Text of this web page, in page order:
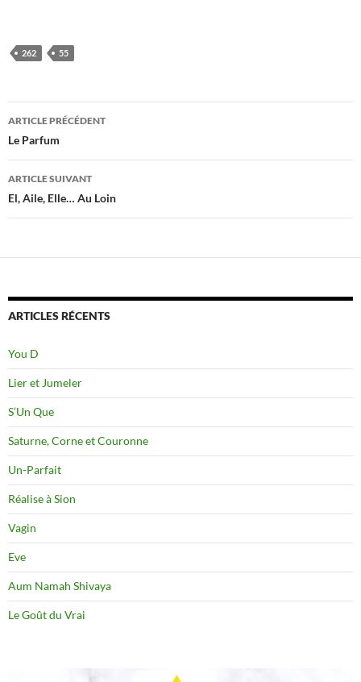
262 55
Navigation
des
articles
ARTICLE PRÉCÉDENT
Le Parfum
ARTICLE SUIVANT
El, Aile, Elle… Au Loin
ARTICLES RÉCENTS
You D
Lier et Jumeler
S’Un Que
Saturne, Corne et Couronne
Un-Parfait
Réalise à Sion
Vagin
Eve
Aum Namah Shivaya
Le Goût du Vrai